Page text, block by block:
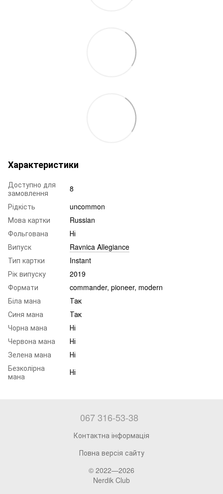
Характеристики
Доступно для
замовлення
8
Рідкість
uncommon
Мова картки
Russian
Фольгована
Ні
Випуск
Ravnica Allegiance
Тип картки
Instant
Рік випуску
2019
Формати
commander, pioneer, modern
Біла мана
Так
Синя мана
Так
Чорна мана
Ні
Червона мана
Ні
Зелена мана
Ні
Безколірна
мана
Ні
067 316-53-38
Контактна інформація
Повна версія сайту
© 2022—2026
Nerdik Club